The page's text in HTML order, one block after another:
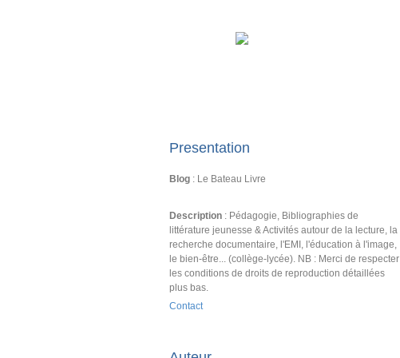
Presentation
Blog : Le Bateau Livre
Description : Pédagogie, Bibliographies de
littérature jeunesse & Activités autour de la lecture, la
recherche documentaire, l'EMI, l'éducation à l'image,
le bien-être... (collège-lycée). NB : Merci de respecter
les conditions de droits de reproduction détaillées
plus bas.
Contact